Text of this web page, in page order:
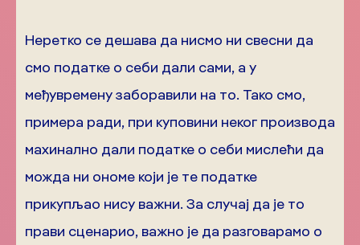
Неретко се дешава да нисмо ни свесни да
смо податке о себи дали сами, а у
међувремену заборавили на то. Тако смо,
примера ради, при куповини неког производа
махинално дали податке о себи мислећи да
можда ни ономе који је те податке
прикупљао нису важни. За случај да је то
прави сценарио, важно је да разговарамо о